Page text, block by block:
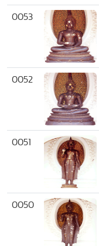
0053
0052
0051
0050